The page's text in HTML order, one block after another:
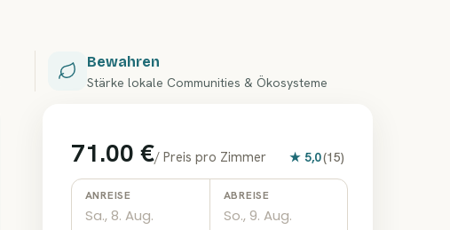
Bewahren
Stärke lokale Communities & Ökosysteme
71.00 €/ Preis pro Zimmer ★ 5,0(15)
ANREISE ABREISE